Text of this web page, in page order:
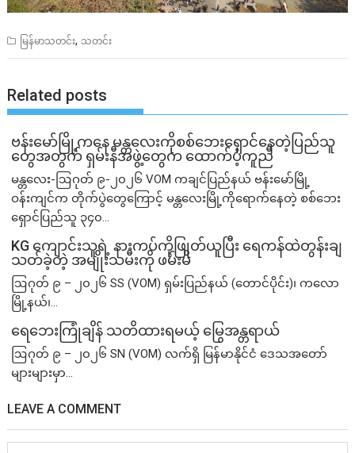
မြန်မာသတင်း, သတင်း
Related posts
ဗန်းမော်မြို့ကနေ မန္တလေးကိုစစ်ဘေးရှောင်နေတဲ့ပြည်သူ
တွေအတွက် ရှမ်းနီအဖွဲ့တွေက ထောက်ပံ့ကူညီ
မန္တလေး-ဩဂုတ် ၉-၂၀၂၆ VOM ကချင်ပြည်နယ် ဗန်းမော်မြို့
ဝန်းကျင်က တိုက်ပွဲတွေကြောင့် မန္တလေးမြို့ကိုရောက်နေတဲ့ စစ်ဘေး
ရှောင်ပြည်သူ ၃၄၀...
KG ကျောင်းသူရဲ့ နားကပ်ကိုဖြုတ်ယူပြီး ရေကန်ထဲတွန်းချ
သတ်ခဲ့တဲ့ အမျိုးသမီးကို ဖမ်းမိ
ဩဂုတ် ၉ – ၂၀၂၆ SS (VOM) ရှမ်းပြည်နယ် (တောင်ပိုင်း)၊ ကလော
မြို့နယ်၊...
ရေဘေးကြုံချိန် သတိထားရမယ့် မြွေအန္တရာယ်
ဩဂုတ် ၉ – ၂၀၂၆ SN (VOM) လက်ရှိ မြန်မာနိုင်ငံ ဒေသအတော်
များများမှာ...
LEAVE A COMMENT